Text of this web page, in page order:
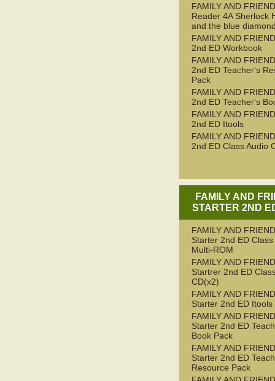
FAMILY AND
Reader 4A Sherlock
and the blue
FAMILY AND
2nd ED Workbook
FAMILY AND
2nd ED Teacher's
Pack
FAMILY AND
2nd ED Teacher's
FAMILY AND
2nd ED Itools
FAMILY AND
2nd ED Class Audio
FAMILY AND
STARTER 2ND
FAMILY AND
Starter 2nd ED
Multi-ROM
FAMILY AND
Startrer 2nd ED
CD(x2)
FAMILY AND
Starter 2nd ED Itools
FAMILY AND
Starter 2nd ED
Book Pack
FAMILY AND
Starter 2nd ED
Resource Pack